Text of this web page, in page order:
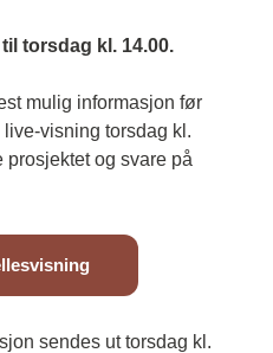
torsdag kl. 14.00.
mulig informasjon før
visning torsdag kl.
prosjektet og svare på
sendes ut torsdag kl.